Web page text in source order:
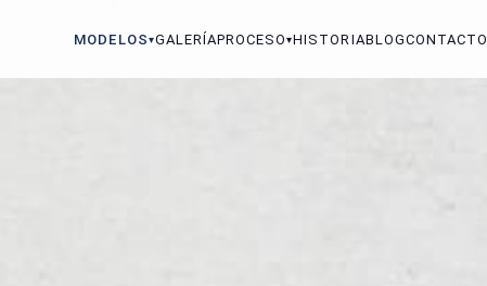
MODELOS▾GALERÍAPROCESO▾HISTORIABLOGCONTACTO